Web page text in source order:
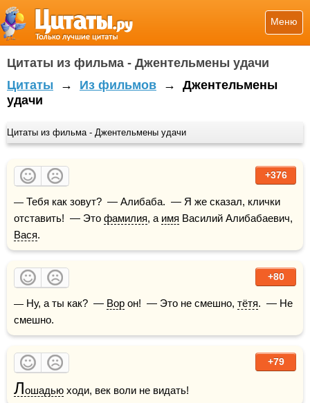
Меню
Цитаты из фильма - Джентельмены удачи
Цитаты → Из фильмов → Джентельмены
удачи
Цитаты из фильма - Джентельмены удачи
+376
— Тебя как зовут?  — Алибаба.  — Я же сказал, клички
отставить!  — Это фамилия, а имя
Вася.
+80
— Ну, а ты как?  — Вор он!  — Это не смешно, тётя.  — Не
смешно.
+79
Лошадью ходи, век воли не видать!